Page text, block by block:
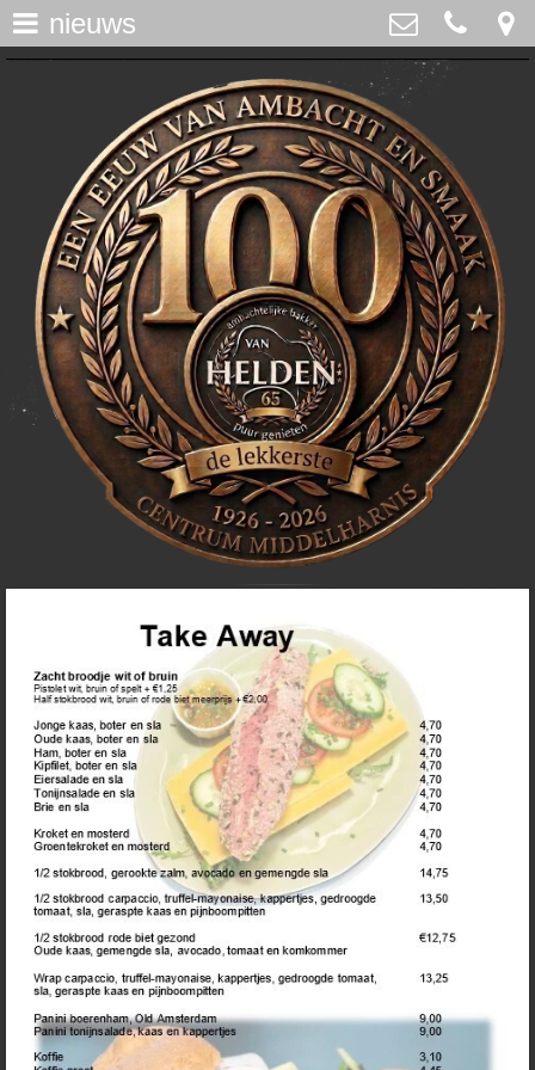
>
>
nieuws >
lunchroom >
de ijsspecialist >
flakkeecialiteiten >
skitaart >
webshop >
Bakker Van Helden
Westdijk 12, Middelharnis
0187-482065
info@bakkervanhelden.nl
nieuws